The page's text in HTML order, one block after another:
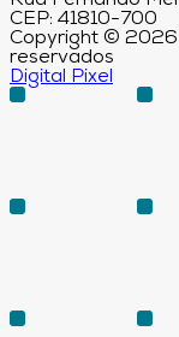
CEP: 41810-700
Copyright © 2026
reservados
Digital Pixel